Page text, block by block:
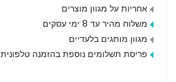
אחריות על מגוון מוצרים
משלוח מהיר עד 8 ימי עסקים
מגוון מותגים בלעדיים
פריסת תשלומים נוספת בהזמנה טלפונית